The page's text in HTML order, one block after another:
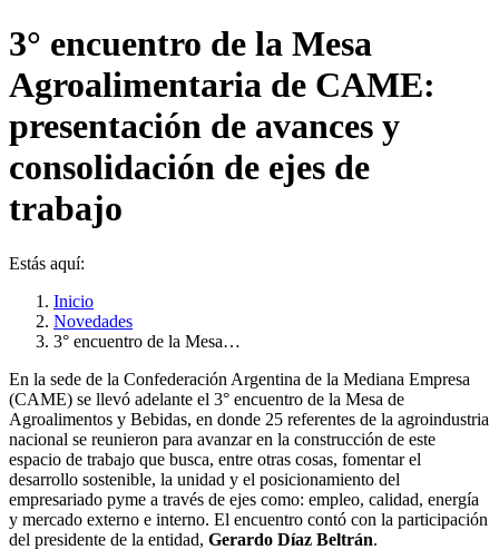
3° encuentro de la Mesa
Agroalimentaria de CAME:
presentación de avances y
consolidación de ejes de
trabajo
Estás aquí:
Inicio
Novedades
3° encuentro de la Mesa…
En la sede de la Confederación Argentina de la Mediana Empresa
(CAME) se llevó adelante el 3° encuentro de la Mesa de
Agroalimentos y Bebidas, en donde 25 referentes de la agroindustria
nacional se reunieron para avanzar en la construcción de este
espacio de trabajo que busca, entre otras cosas, fomentar el
desarrollo sostenible, la unidad y el posicionamiento del
empresariado pyme a través de ejes como: empleo, calidad, energía
y mercado externo e interno. El encuentro contó con la participación
del presidente de la entidad, Gerardo Díaz Beltrán.